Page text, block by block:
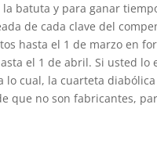
batuta y para ganar
de cada clave del
hasta el 1 de marzo en
el 1 de abril. Si usted lo
cual, la cuarteta diabólica
que no son fabricantes,